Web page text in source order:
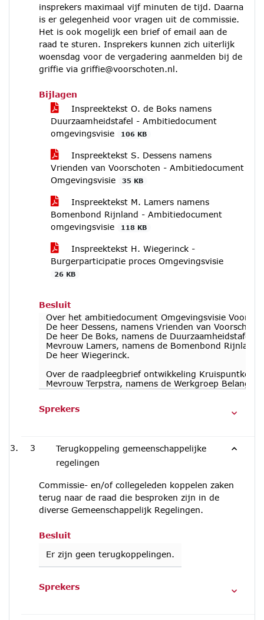
insprekers maximaal vijf minuten de tijd. Daarna
is er gelegenheid voor vragen uit de commissie.
Het is ook mogelijk een brief of email aan de
raad te sturen. Insprekers kunnen zich uiterlijk
woensdag voor de vergadering aanmelden bij de
griffie via griffie@voorschoten.nl.
Bijlagen
Inspreektekst O. de Boks namens
Duurzaamheidstafel - Ambitiedocument
omgevingsvisie
106 KB
Inspreektekst S. Dessens namens
Vrienden van Voorschoten - Ambitiedocument
Omgevingsvisie
35 KB
Inspreektekst M. Lamers namens
Bomenbond Rijnland - Ambitiedocument
omgevingsvisie
118 KB
Inspreektekst H. Wiegerinck -
Burgerparticipatie proces Omgevingsvisie
26 KB
Besluit
Over het ambitiedocument Omgevingsvisie
De heer Dessens, namens Vrienden van
De heer De Boks, namens de Duurzaamheidstafel
Mevrouw Lamers, namens de Bomenbond Rijnland
De heer Wiegerinck.
Over de raadpleegbrief ontwikkeling Kruispuntkerk
Mevrouw Terpstra, namens de Werkgroep
Sprekers
3
Terugkoppeling gemeenschappelijke
regelingen
Commissie- en/of collegeleden koppelen zaken
terug naar de raad die besproken zijn in de
diverse Gemeenschappelijk Regelingen.
Besluit
Er zijn geen terugkoppelingen.
Sprekers